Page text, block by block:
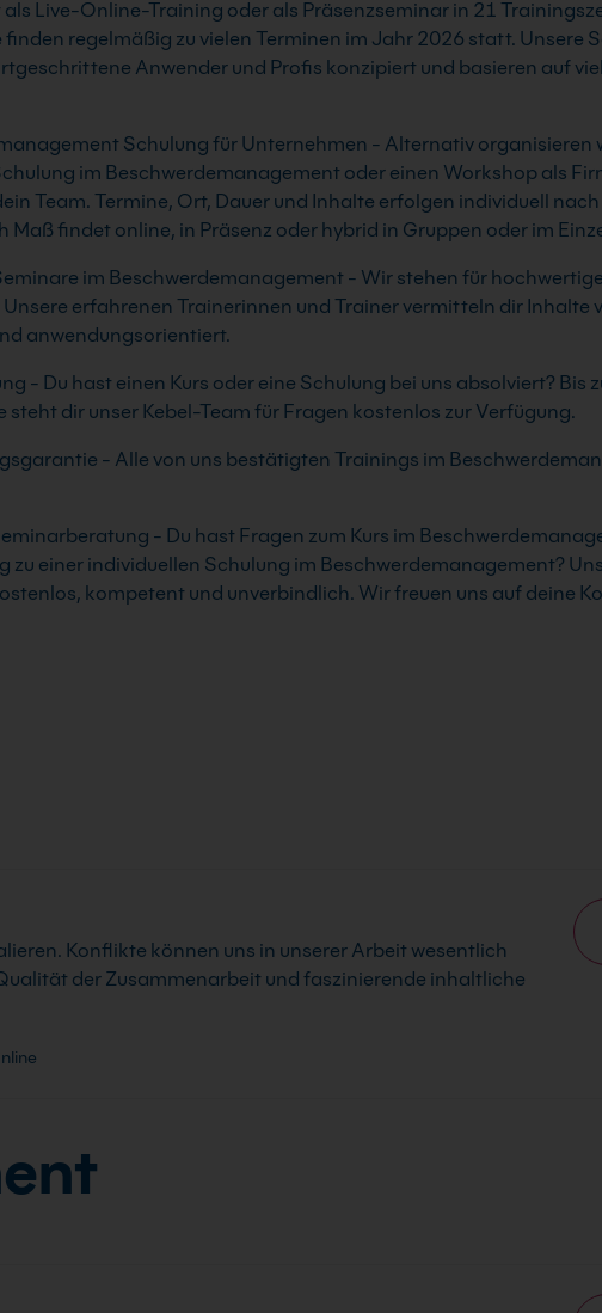
Live-Online-Training oder als Präsenzseminar in 21
finden regelmäßig zu vielen Terminen im Jahr 2026 statt. Unsere
Anwender und Profis konzipiert und basieren auf
Schulung für Unternehmen - Alternativ organisieren
im Beschwerdemanagement oder einen Workshop als
Team. Termine, Ort, Dauer und Inhalte erfolgen individuell
Maß findet online, in Präsenz oder hybrid in Gruppen oder im
im Beschwerdemanagement - Wir stehen für
Unsere erfahrenen Trainerinnen und Trainer vermitteln dir Inhalte
anwendungsorientiert.
- Du hast einen Kurs oder eine Schulung bei uns absolviert? Bis
steht dir unser Kebel-Team für Fragen kostenlos zur Verfügung.
- Alle von uns bestätigten Trainings im
- Du hast Fragen zum Kurs im
zu einer individuellen Schulung im Beschwerdemanagement?
kompetent und unverbindlich. Wir freuen uns auf deine
Konflikte können uns in unserer Arbeit wesentlich
der Zusammenarbeit und faszinierende inhaltliche